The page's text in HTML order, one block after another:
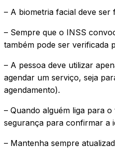
– A biometria facial deve ser
– Sempre que o INSS
também pode ser verificada
– A pessoa deve utilizar
agendar um serviço, seja
agendamento).
– Quando alguém liga para
segurança para confirmar a
– Mantenha sempre